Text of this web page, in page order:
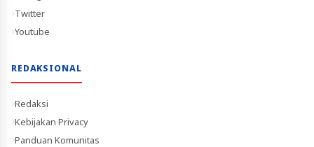
Twitter
Youtube
REDAKSIONAL
Redaksi
Kebijakan Privacy
Panduan Komunitas